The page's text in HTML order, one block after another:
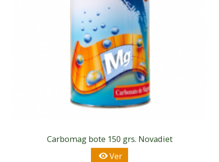
Carbomag bote 150 grs. Novadiet
Ver